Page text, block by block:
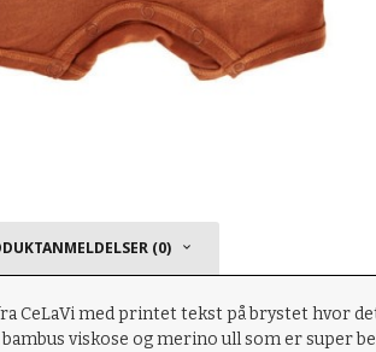
(0)
CeLaVi med printet tekst på brystet hvor
viskose og merino ull som er super